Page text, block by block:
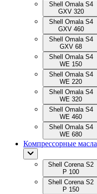
Shell Omala S4
GXV 320
Shell Omala S4
GXV 460
Shell Omala S4
GXV 68
Shell Omala S4
WE 150
Shell Omala S4
WE 220
Shell Omala S4
WE 320
Shell Omala S4
WE 460
Shell Omala S4
WE 680
Компрессорные масла
Shell Corena S2
P 100
Shell Corena S2
P 150